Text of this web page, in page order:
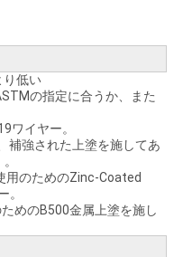
り低い
の指定に合うか、また
ワイヤー。
補強された上塗を施してあ
用のためのZinc-Coated
。
めのB500金属上塗を施し